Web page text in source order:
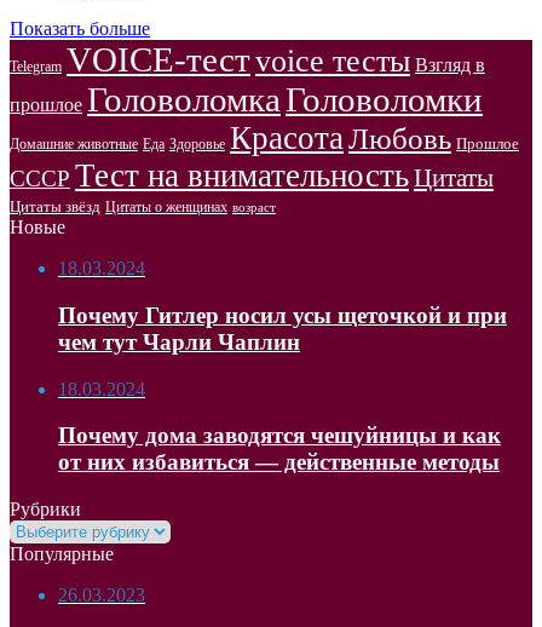
Показать больше
Telegram VOICE-тестvoice тесты Взгляд в
прошлое ГоловоломкаГоловоломки
Домашние животные Еда Здоровье КрасотаЛюбовь Прошлое
СССР Тест на внимательностьЦитаты
Цитаты звёзд Цитаты о женщинах возраст
Новые
18.03.2024
Почему Гитлер носил усы щеточкой и при
чем тут Чарли Чаплин
18.03.2024
Почему дома заводятся чешуйницы и как
от них избавиться — действенные методы
Рубрики
Рубрики
Популярные
26.03.2023